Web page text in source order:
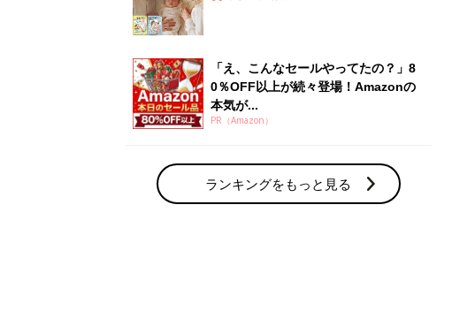
「え、こんなセールやってたの？」8
0％OFF以上が続々登場！Amazonの
本気が...
PR（Amazon）
ランキングをもっと見る